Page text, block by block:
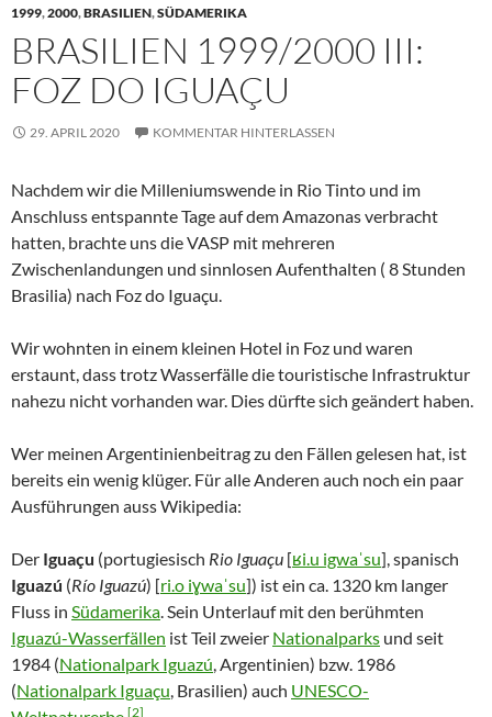
1999,2000,BRASILIEN,SÜDAMERIKA
BRASILIEN 1999/2000 III:
FOZ DO IGUAÇU
29. APRIL 2020 KOMMENTAR HINTERLASSEN
Nachdem wir die Milleniumswende in Rio Tinto und im
Anschluss entspannte Tage auf dem Amazonas verbracht
hatten, brachte uns die VASP mit mehreren
Zwischenlandungen und sinnlosen Aufenthalten ( 8 Stunden
Brasilia) nach Foz do Iguaçu.
Wir wohnten in einem kleinen Hotel in Foz und waren
erstaunt, dass trotz Wasserfälle die touristische Infrastruktur
nahezu nicht vorhanden war. Dies dürfte sich geändert haben.
Wer meinen Argentinienbeitrag zu den Fällen gelesen hat, ist
bereits ein wenig klüger. Für alle Anderen auch noch ein paar
Ausführungen auss Wikipedia:
Der Iguaçu (portugiesisch Rio Iguaçu [ʁi.u igwaˈsu], spanisch
Iguazú (Río Iguazú) [ri.o iɣwaˈsu]) ist ein ca. 1320 km langer
Fluss in Südamerika. Sein Unterlauf mit den berühmten
Iguazú-Wasserfällen ist Teil zweier Nationalparks und seit
1984 (Nationalpark Iguazú, Argentinien) bzw. 1986
(Nationalpark Iguaçu, Brasilien) auch UNESCO-
[2]